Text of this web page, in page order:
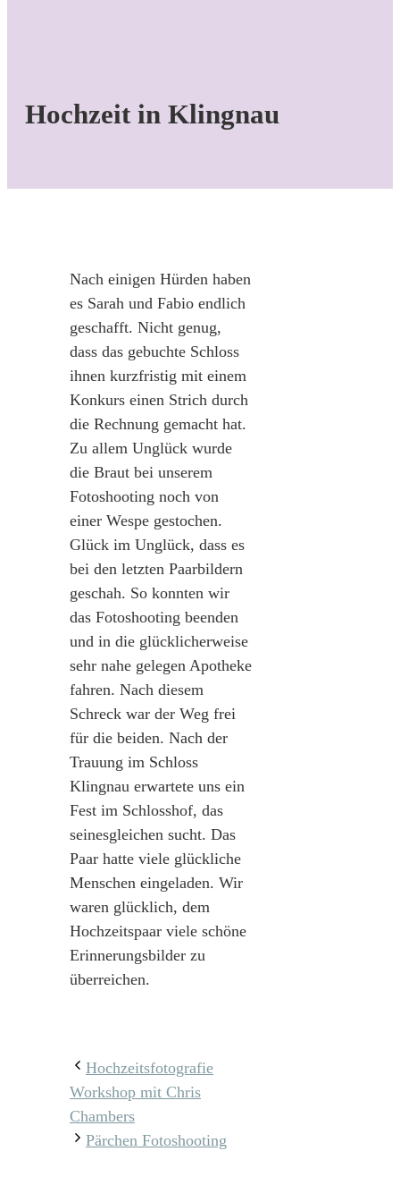
Hochzeit in Klingnau
Nach einigen Hürden haben
es Sarah und Fabio endlich
geschafft. Nicht genug,
dass das gebuchte Schloss
ihnen kurzfristig mit einem
Konkurs einen Strich durch
die Rechnung gemacht hat.
Zu allem Unglück wurde
die Braut bei unserem
Fotoshooting noch von
einer Wespe gestochen.
Glück im Unglück, dass es
bei den letzten Paarbildern
geschah. So konnten wir
das Fotoshooting beenden
und in die glücklicherweise
sehr nahe gelegen Apotheke
fahren. Nach diesem
Schreck war der Weg frei
für die beiden. Nach der
Trauung im Schloss
Klingnau erwartete uns ein
Fest im Schlosshof, das
seinesgleichen sucht. Das
Paar hatte viele glückliche
Menschen eingeladen. Wir
waren glücklich, dem
Hochzeitspaar viele schöne
Erinnerungsbilder zu
überreichen.
Hochzeitsfotografie
Workshop mit Chris
Chambers
Pärchen Fotoshooting